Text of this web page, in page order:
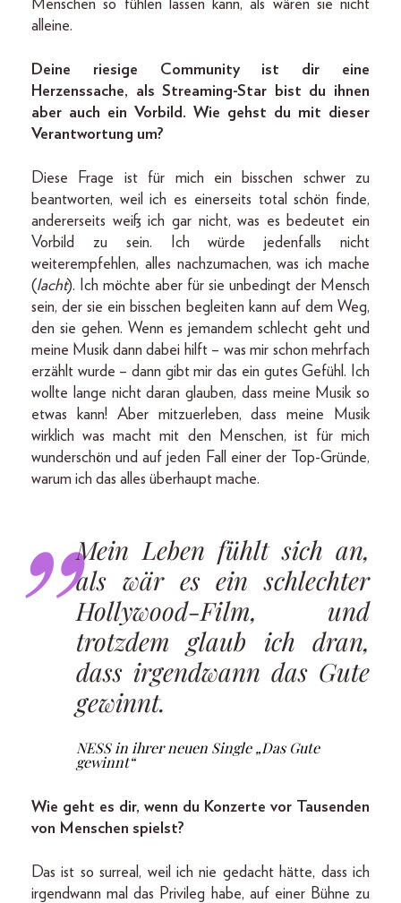
Menschen so fühlen lassen kann, als wären sie nicht
alleine.
Deine riesige Community ist dir eine
Herzenssache, als Streaming-Star bist du ihnen
aber auch ein Vorbild. Wie gehst du mit dieser
Verantwortung um?
Diese Frage ist für mich ein bisschen schwer zu
beantworten, weil ich es einerseits total schön finde,
andererseits weiß ich gar nicht, was es bedeutet ein
Vorbild zu sein. Ich würde jedenfalls nicht
weiterempfehlen, alles nachzumachen, was ich mache
(lacht). Ich möchte aber für sie unbedingt der Mensch
sein, der sie ein bisschen begleiten kann auf dem Weg,
den sie gehen. Wenn es jemandem schlecht geht und
meine Musik dann dabei hilft – was mir schon mehrfach
erzählt wurde – dann gibt mir das ein gutes Gefühl. Ich
wollte lange nicht daran glauben, dass meine Musik so
etwas kann! Aber mitzuerleben, dass meine Musik
wirklich was macht mit den Menschen, ist für mich
wunderschön und auf jeden Fall einer der Top-Gründe,
warum ich das alles überhaupt mache.
Mein Leben fühlt sich an,
als wär es ein schlechter
Hollywood-Film, und
trotzdem glaub ich dran,
dass irgendwann das Gute
gewinnt.
NESS in ihrer neuen Single „Das Gute
gewinnt“
Wie geht es dir, wenn du Konzerte vor Tausenden
von Menschen spielst?
Das ist so surreal, weil ich nie gedacht hätte, dass ich
irgendwann mal das Privileg habe, auf einer Bühne zu